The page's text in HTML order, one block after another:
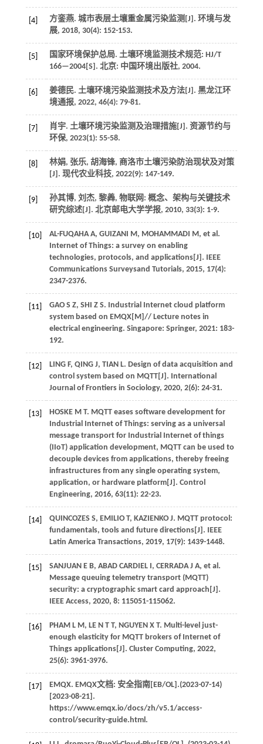
[4] 方銮燕. 城市表层土壤重金属污染监测[J]. 环境与发
展, 2018, 30(4): 152-153.
[5] 国家环境保护总局. 土壤环境监测技术规范: HJ/T
166—2004[S]. 北京: 中国环境出版社, 2004.
[6] 姜德民. 土壤环境污染监测技术及方法[J]. 黑龙江环
境通报, 2022, 46(4): 79-81.
[7] 肖宇. 土壤环境污染监测及治理措施[J]. 资源节约与
环保, 2023(1): 55-58.
[8]
林娟, 张乐, 胡海锋, 商洛市土壤污染防治现状及对策
[J]. 现代农业科技, 2022(9): 147-149.
[9]
孙其博, 刘杰, 黎羴, 物联网: 概念、架构与关键技术
研究综述[J]. 北京邮电大学学报, 2010, 33(3): 1-9.
[10] AL-FUQAHA A, GUIZANI M , MOHAMMADI M , et al.
Internet of Things: a survey on enabling
technologies, protocols, and applications[J].
IEEE
Communications Surveysand Tutorials, 2015, 17(4):
2347-2376.
[11] GAO S Z, SHI Z S. Industrial Internet cloud platform
system based on EMQX[M]// Lecture notes in
electrical engineering. Singapore: Springer, 2021: 183-
192.
[12] LING F, QING J, TIAN L. Design of data acquisition and
control system based on MQTT[J]. International
Journal of Frontiers in Sociology, 2020, 2(6): 24-31.
[13] HOSKE M T. MQTT eases software development for
Industrial Internet of Things: serving as a universal
message transport for Industrial Internet of things
(IIoT) application development, MQTT can be used to
decouple devices from applications, thereby freeing
infrastructures from any single operating system,
application, or hardware platform[J]. Control
Engineering, 2016, 63(11): 22-23.
[14] QUINCOZES S, EMILIO T, KAZIENKO J. MQTT protocol:
fundamentals, tools and future directions[J].
IEEE
Latin America Transactions, 2019, 17(9): 1439-1448.
[15] SANJUAN E B, ABAD CARDIEL I , CERRADA J A, et al.
Message queuing telemetry transport (MQTT)
security: a cryptographic smart card approach[J].
IEEE Access, 2020, 8: 115051-115062.
[16] PHAM L M , LE N T T, NGUYEN X T. Multi-level just-
enough elasticity for MQTT brokers of Internet of
Things applications[J]. Cluster Computing, 2022,
25(6): 3961-3976.
[17]
EMQX. EMQX文档: 安全指南[EB/OL].(2023-07-14)
[2023-08-21].
https://www.emqx.io/docs/zh/v5.1/access-
control/security-guide.html.